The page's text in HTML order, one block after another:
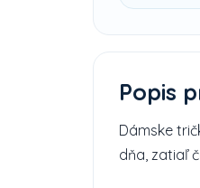
Popis
Dámske
dňa, zatiaľ